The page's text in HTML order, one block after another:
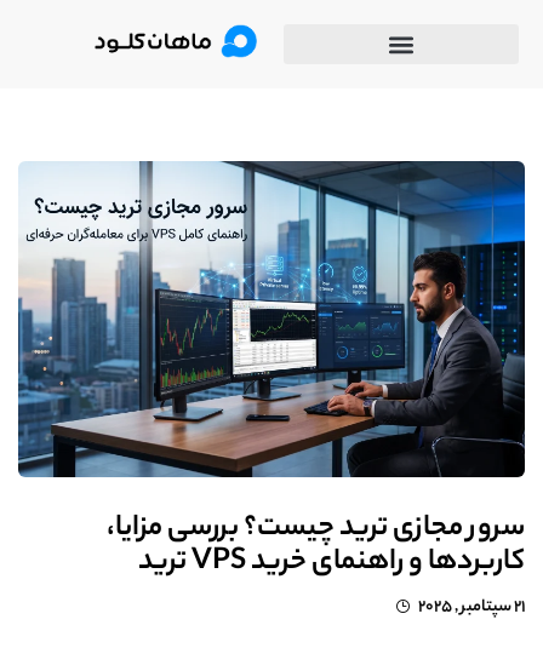
سرور مجازی ترید چیست؟ بررسی مزایا،
کاربردها و راهنمای خرید VPS ترید
21 سپتامبر , 2025